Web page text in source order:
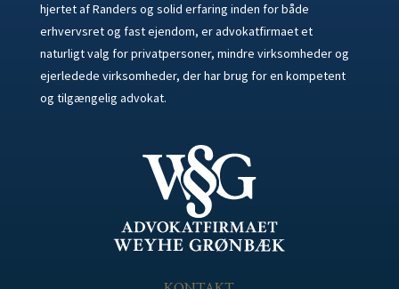
hjertet af Randers og solid erfaring inden for både
erhvervsret og fast ejendom, er advokatfirmaet et
naturligt valg for privatpersoner, mindre virksomheder og
ejerledede virksomheder, der har brug for en kompetent
og tilgængelig advokat.